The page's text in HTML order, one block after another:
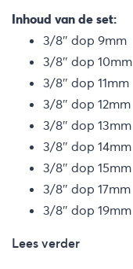
Inhoud van de set:
3/8″ dop 9mm
3/8″ dop 10mm
3/8″ dop 11mm
3/8″ dop 12mm
3/8″ dop 13mm
3/8″ dop 14mm
3/8″ dop 15mm
3/8″ dop 17mm
3/8″ dop 19mm
Lees verder